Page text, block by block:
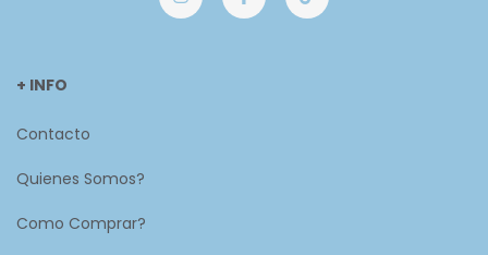
+ INFO
Contacto
Quienes Somos?
Como Comprar?